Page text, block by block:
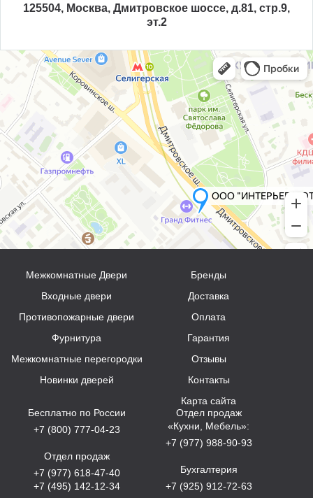
125504, Москва, Дмитровское шоссе, д.81, стр.9,
эт.2
Межкомнатные Двери
Входные двери
Противопожарные двери
Фурнитура
Межкомнатные перегородки
Новинки дверей
Бренды
Доставка
Оплата
Гарантия
Отзывы
Контакты
Карта сайта
Бесплатно по России
+7 (800) 777-04-23
Отдел продаж
+7 (977) 618-47-40
+7 (495) 142-12-34
Отдел продаж
«Кухни, Мебель»:
+7 (977) 988-90-93
Бухгалтерия
+7 (925) 912-72-63